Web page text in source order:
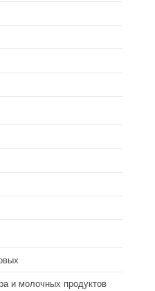
и молочных продуктов